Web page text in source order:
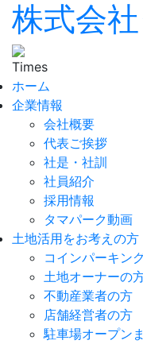
株式会
ホーム
企業情報
会社概要
代表ご挨拶
社是・社訓
社員紹介
採用情報
タマパーク動画
土地活用をお考えの方
コインパーキン
土地オーナーの
不動産業者の方
店舗経営者の方
駐車場オープン